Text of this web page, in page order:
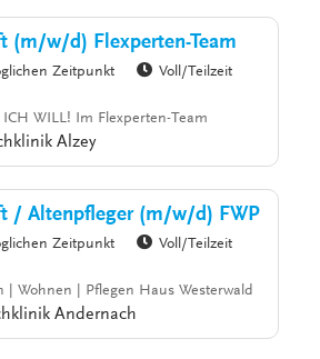
(m/w/d) Flexperten-Team
Zeitpunkt
Voll/Teilzeit
WILL! Im Flexperten-Team
Alzey
/ Altenpfleger (m/w/d) FWP
Zeitpunkt
Voll/Teilzeit
| Wohnen | Pflegen Haus Westerwald
Andernach